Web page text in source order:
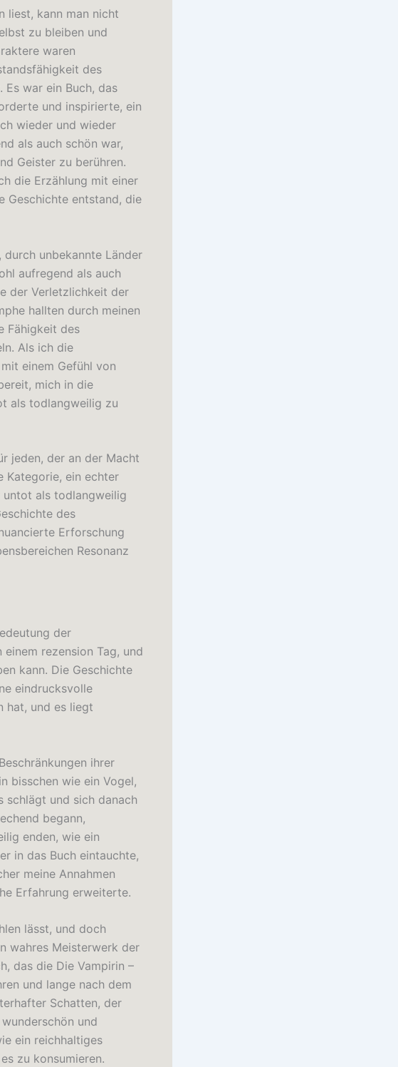
liest, kann man nicht
zu bleiben und
waren
des
war ein Buch, das
und inspirierte, ein
wieder und wieder
als auch schön war,
Geister zu berühren.
die Erzählung mit einer
Geschichte entstand, die
unbekannte Länder
aufregend als auch
der Verletzlichkeit der
hallten durch meinen
Fähigkeit des
Als ich die
einem Gefühl von
mich in die
als todlangweilig zu
jeden, der an der Macht
Kategorie, ein echter
untot als todlangweilig
des
Erforschung
Resonanz
der
rezension Tag, und
kann. Die Geschichte
eindrucksvolle
hat, und es liegt
ihrer
bisschen wie ein Vogel,
schlägt und sich danach
begann,
enden, wie ein
in das Buch eintauchte,
meine Annahmen
Erfahrung erweiterte.
lässt, und doch
wahres Meisterwerk der
das die Die Vampirin –
und lange nach dem
Schatten, der
und
ein reichhaltiges
zu konsumieren.